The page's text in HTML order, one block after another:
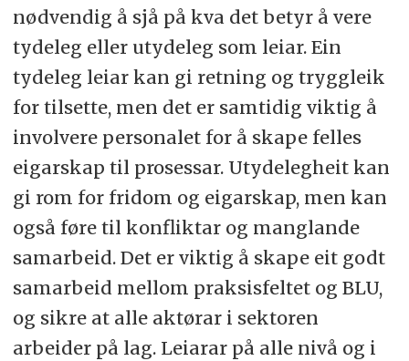
nødvendig å sjå på kva det betyr å vere
tydeleg eller utydeleg som leiar. Ein
tydeleg leiar kan gi retning og tryggleik
for tilsette, men det er samtidig viktig å
involvere personalet for å skape felles
eigarskap til prosessar. Utydelegheit kan
gi rom for fridom og eigarskap, men kan
også føre til konfliktar og manglande
samarbeid. Det er viktig å skape eit godt
samarbeid mellom praksisfeltet og BLU,
og sikre at alle aktørar i sektoren
arbeider på lag. Leiarar på alle nivå og i